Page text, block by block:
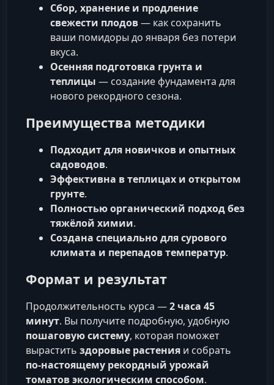
Сбор, хранение и продление
свежести плодов— как сохранить
ваши помидоры до января без потери
вкуса.
Осенняя подготовка грунта и
теплицы — создание фундамента для
нового рекордного сезона.
Преимущества методики
Подходит для новичков и опытных
садоводов.
Эффективна в теплицах и открытом
грунте.
Полностью органический подход без
тяжёлой химии.
Создана специально для сурового
климата и перепадов температур.
Формат и результат
Продолжительность курса —2 часа 45
минут. Вы получите подробную, удобную
пошаговую систему, которая поможет
вырастить здоровые растения и собрать
по-настоящему рекордный урожай
томатов экологическим способом.